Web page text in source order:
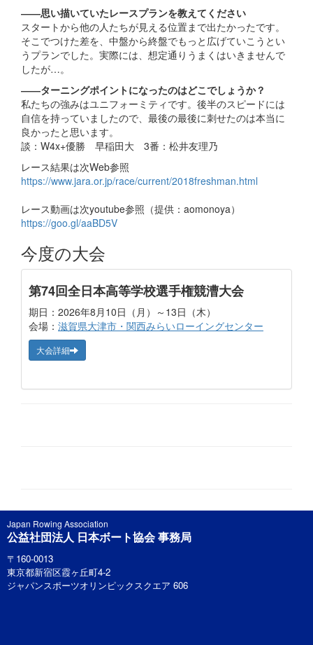
――思い描いていたレースプランを教えてください
スタートから他の人たちが見える位置まで出たかったです。
そこでつけた差を、中盤から終盤でもっと広げていこうとい
うプランでした。実際には、想定通りうまくはいきませんで
したが…。
――ターニングポイントになったのはどこでしょうか？
私たちの強みはユニフォーミティです。後半のスピードには
自信を持っていましたので、最後の最後に刺せたのは本当に
良かったと思います。
談：W4x+優勝 早稲田大 3番：松井友理乃
レース結果は次Web参照
https://www.jara.or.jp/race/current/2018freshman.html
レース動画は次youtube参照（提供：aomonoya）
https://goo.gl/aaBD5V
今度の大会
第74回全日本高等学校選手権競漕大会
期日：2026年8月10日（月）～13日（木）
会場： 滋賀県大津市・関西みらいローイングセンター
大会詳細
Japan Rowing Association
公益社団法人 日本ボート協会 事務局
〒160-0013
東京都新宿区霞ヶ丘町4-2
ジャパンスポーツオリンピックスクエア 606